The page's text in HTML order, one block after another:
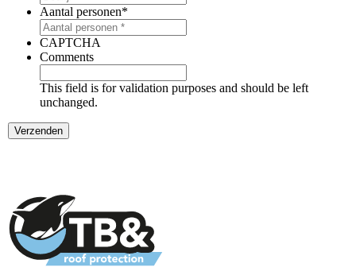
Aantal personen*
CAPTCHA
Comments
This field is for validation purposes and should be left
unchanged.